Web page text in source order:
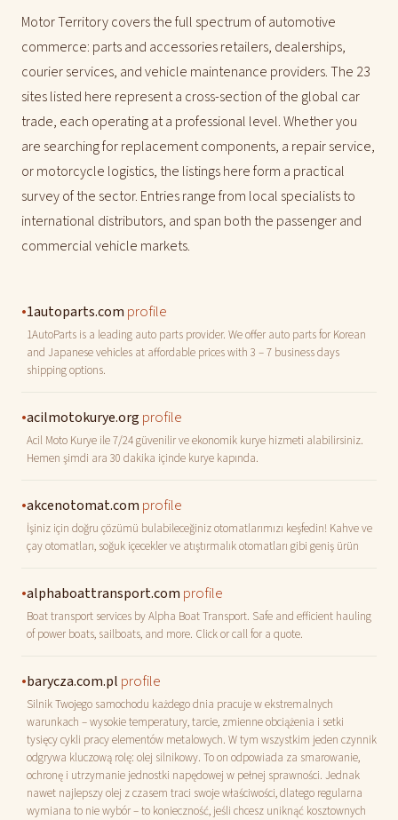
Motor Territory covers the full spectrum of automotive
commerce: parts and accessories retailers, dealerships,
courier services, and vehicle maintenance providers. The 23
sites listed here represent a cross-section of the global car
trade, each operating at a professional level. Whether you
are searching for replacement components, a repair service,
or motorcycle logistics, the listings here form a practical
survey of the sector. Entries range from local specialists to
international distributors, and span both the passenger and
commercial vehicle markets.
•1autoparts.com profile
1AutoParts is a leading auto parts provider. We offer auto parts for Korean
and Japanese vehicles at affordable prices with 3 – 7 business days
shipping options.
•acilmotokurye.org profile
Acil Moto Kurye ile 7/24 güvenilir ve ekonomik kurye hizmeti alabilirsiniz.
Hemen şimdi ara 30 dakika içinde kurye kapında.
•akcenotomat.com profile
İşiniz için doğru çözümü bulabileceğiniz otomatlarımızı keşfedin! Kahve ve
çay otomatları, soğuk içecekler ve atıştırmalık otomatları gibi geniş ürün
•alphaboattransport.com profile
Boat transport services by Alpha Boat Transport. Safe and efficient hauling
of power boats, sailboats, and more. Click or call for a quote.
•barycza.com.pl profile
Silnik Twojego samochodu każdego dnia pracuje w ekstremalnych
warunkach – wysokie temperatury, tarcie, zmienne obciążenia i setki
tysięcy cykli pracy elementów metalowych. W tym wszystkim jeden czynnik
odgrywa kluczową rolę: olej silnikowy. To on odpowiada za smarowanie,
ochronę i utrzymanie jednostki napędowej w pełnej sprawności. Jednak
nawet najlepszy olej z czasem traci swoje właściwości, dlatego regularna
wymiana to nie wybór – to konieczność, jeśli chcesz uniknąć kosztownych